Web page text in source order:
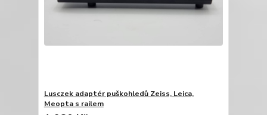
Lusczek adaptér puškohledů Zeiss, Leica,
Meopta s railem